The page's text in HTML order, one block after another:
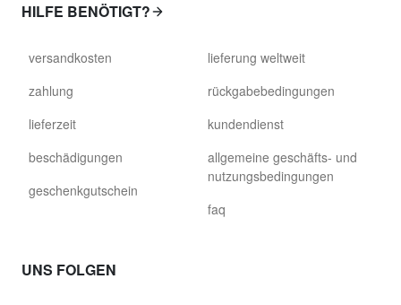
HILFE BENÖTIGT?
versandkosten
zahlung
lieferzeit
beschädigungen
geschenkgutschein
lieferung weltweit
rückgabebedingungen
kundendienst
allgemeine geschäfts- und
nutzungsbedingungen
faq
UNS FOLGEN